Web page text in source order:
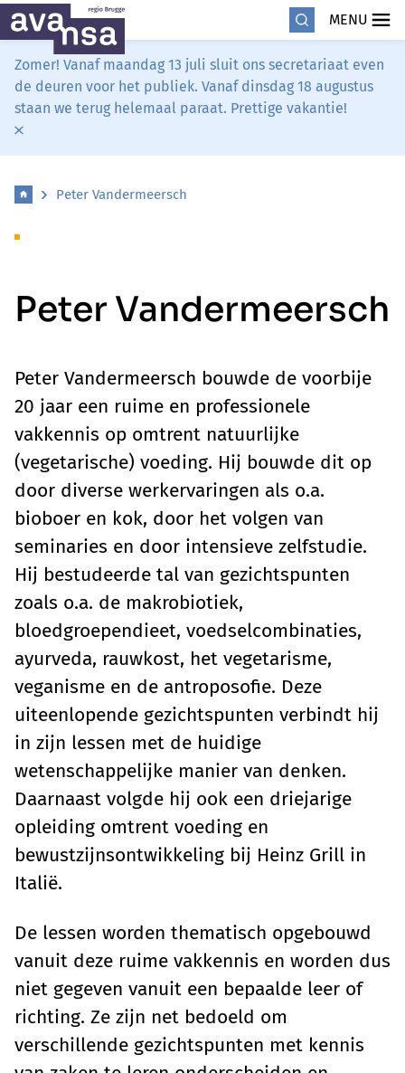
MENU
Zomer! Vanaf maandag 13 juli sluit ons secretariaat even
de deuren voor het publiek. Vanaf dinsdag 18 augustus
staan we terug helemaal paraat. Prettige vakantie!
Peter Vandermeersch
Peter Vandermeersch
Peter Vandermeersch bouwde de voorbije
20 jaar een ruime en professionele
vakkennis op omtrent natuurlijke
(vegetarische) voeding. Hij bouwde dit op
door diverse werkervaringen als o.a.
bioboer en kok, door het volgen van
seminaries en door intensieve zelfstudie.
Hij bestudeerde tal van gezichtspunten
zoals o.a. de makrobiotiek,
bloedgroependieet, voedselcombinaties,
ayurveda, rauwkost, het vegetarisme,
veganisme en de antroposofie. Deze
uiteenlopende gezichtspunten verbindt hij
in zijn lessen met de huidige
wetenschappelijke manier van denken.
Daarnaast volgde hij ook een driejarige
opleiding omtrent voeding en
bewustzijnsontwikkeling bij Heinz Grill in
Italië.
De lessen worden thematisch opgebouwd
vanuit deze ruime vakkennis en worden dus
niet gegeven vanuit een bepaalde leer of
richting. Ze zijn net bedoeld om
verschillende gezichtspunten met kennis